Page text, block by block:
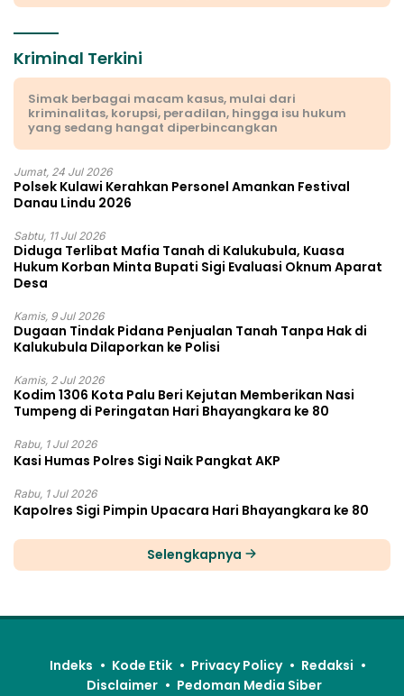
Kriminal Terkini
Simak berbagai macam kasus, mulai dari
kriminalitas, korupsi, peradilan, hingga isu hukum
yang sedang hangat diperbincangkan
Jumat, 24 Jul 2026
Polsek Kulawi Kerahkan Personel Amankan Festival
Danau Lindu 2026
Sabtu, 11 Jul 2026
Diduga Terlibat Mafia Tanah di Kalukubula, Kuasa
Hukum Korban Minta Bupati Sigi Evaluasi Oknum Aparat
Desa
Kamis, 9 Jul 2026
Dugaan Tindak Pidana Penjualan Tanah Tanpa Hak di
Kalukubula Dilaporkan ke Polisi
Kamis, 2 Jul 2026
Kodim 1306 Kota Palu Beri Kejutan Memberikan Nasi
Tumpeng di Peringatan Hari Bhayangkara ke 80
Rabu, 1 Jul 2026
Kasi Humas Polres Sigi Naik Pangkat AKP
Rabu, 1 Jul 2026
Kapolres Sigi Pimpin Upacara Hari Bhayangkara ke 80
Selengkapnya
Indeks Kode Etik Privacy Policy
Redaksi
Disclaimer
Pedoman Media Siber